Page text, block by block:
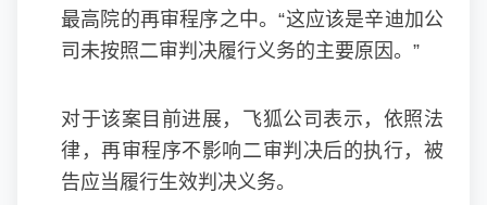
最高院的再审程序之中。“这应该是辛迪加公
司未按照二审判决履行义务的主要原因。”
对于该案目前进展，飞狐公司表示，依照法
律，再审程序不影响二审判决后的执行，被
告应当履行生效判决义务。